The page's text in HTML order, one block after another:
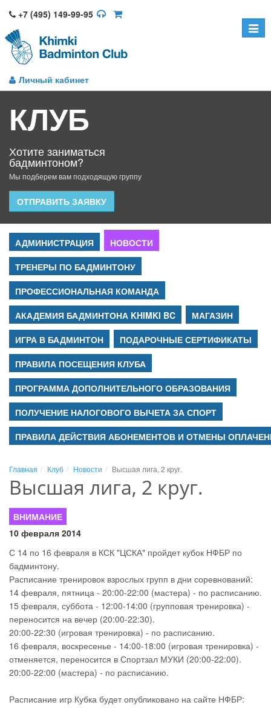
+7 (495) 149-99-95
Toggle
Личный кабинет
КЛУБ
Хотите заниматься
бадминтоном?
Мы подберем вам подходящую группу
ОТПРАВИТЬ ЗАЯВКУ
АДМИНИСТРАЦИЯ
НОВОСТИ
ТРЕНЕРЫ ПО БАДМИНТОНУ
ПРОФЕССИОНАЛЬНАЯ КОМАНДА
АКАДЕМИЯ БАДМИНТОНА KHIMKI BC
МАГАЗИН
ИГРА В БАДМИНТОН
ПОДАРОЧНЫЕ СЕРТИФИКАТЫ
ПРАВИЛА ПОСЕЩЕНИЯ КЛУБА
ПРОГРАММА ДОПОЛНИТЕЛЬНОГО ОБРАЗОВАНИЯ
ПОЛУЧЕНИЕ НАЛОГОВОГО ВЫЧЕТА ЗА СПОРТ
ПРАВИЛА ДЕЙСТВИЯ АБОНЕМЕНТОВ И ОТМЕНЫ
Главная Клуб Новости Высшая лига, 2 круг.
Высшая лига, 2 круг.
ВНИМАНИЕ
10 февраля 2014
С 14 по 16 февраля в КСК "ЦСКА" пройдет кубок НФБР по
бадминтону.
Расписание тренировок взрослых групп в дни соревнований:
14 февраля, пятница - 20:00-22:00 (мастера) - по расписанию.
15 февраля, суббота - 12:00-14:00 (групповая тренировка) -
переносится на вечер (20:00-22:30).
20:00-22:30 (игровая тренировка) - по расписанию.
16 февраля, воскресенье - 14:00-18:00 (игровая тренировка) -
отменяется, переносится в Спортзал МУКИ (20:00-22:00).
20:00-22:00 (мастера) - по расписанию.
Расписание игр Кубка будет опубликовано на сайте НФБР: